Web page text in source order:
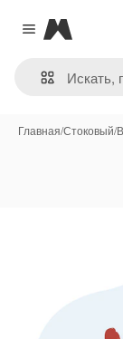
Close menu
Magnific
Главная/Стоковый/